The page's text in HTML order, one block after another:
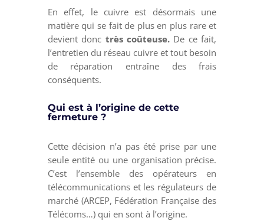
En effet, le cuivre est désormais une
matière qui se fait de plus en plus rare et
devient donc très coûteuse. De ce fait,
l’entretien du réseau cuivre et tout besoin
de réparation entraîne des frais
conséquents.
Qui est à l’origine de cette
fermeture ?
Cette décision n’a pas été prise par une
seule entité ou une organisation précise.
C’est l’ensemble des opérateurs en
télécommunications et les régulateurs de
marché (ARCEP, Fédération Française des
Télécoms…) qui en sont à l’origine.